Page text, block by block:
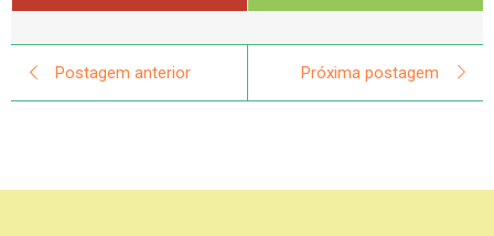
Postagem anterior Próxima postagem